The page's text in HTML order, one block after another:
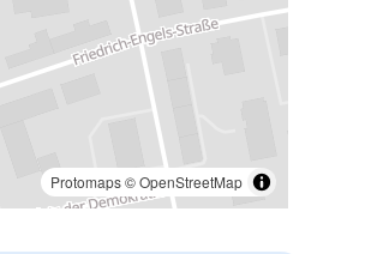
Protomaps©OpenStreetMap